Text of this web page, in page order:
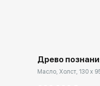
Древо
Масло, Холст, 130 x